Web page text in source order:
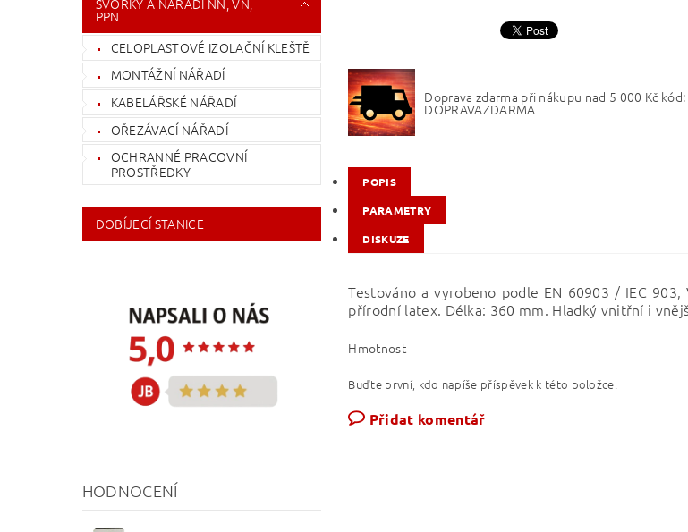
PPN
CELOPLASTOVÉ IZOLAČNÍ KLEŠTĚ
MONTÁŽNÍ NÁŘADÍ
KABELÁŘSKÉ NÁŘADÍ
OŘEZÁVACÍ NÁŘADÍ
OCHRANNÉ PRACOVNÍ
PROSTŘEDKY
DOBÍJECÍ STANICE
HODNOCENÍ
Doprava zdarma při nákupu nad 5 000 Kč kód:
DOPRAVAZDARMA
POPIS
PARAMETRY
DISKUZE
Testováno a vyrobeno podle EN 60903 / IEC
přírodní latex. Délka: 360 mm. Hladký vnitřní i
Hmotnost
Buďte první, kdo napíše příspěvek k této položce.
Přidat komentář